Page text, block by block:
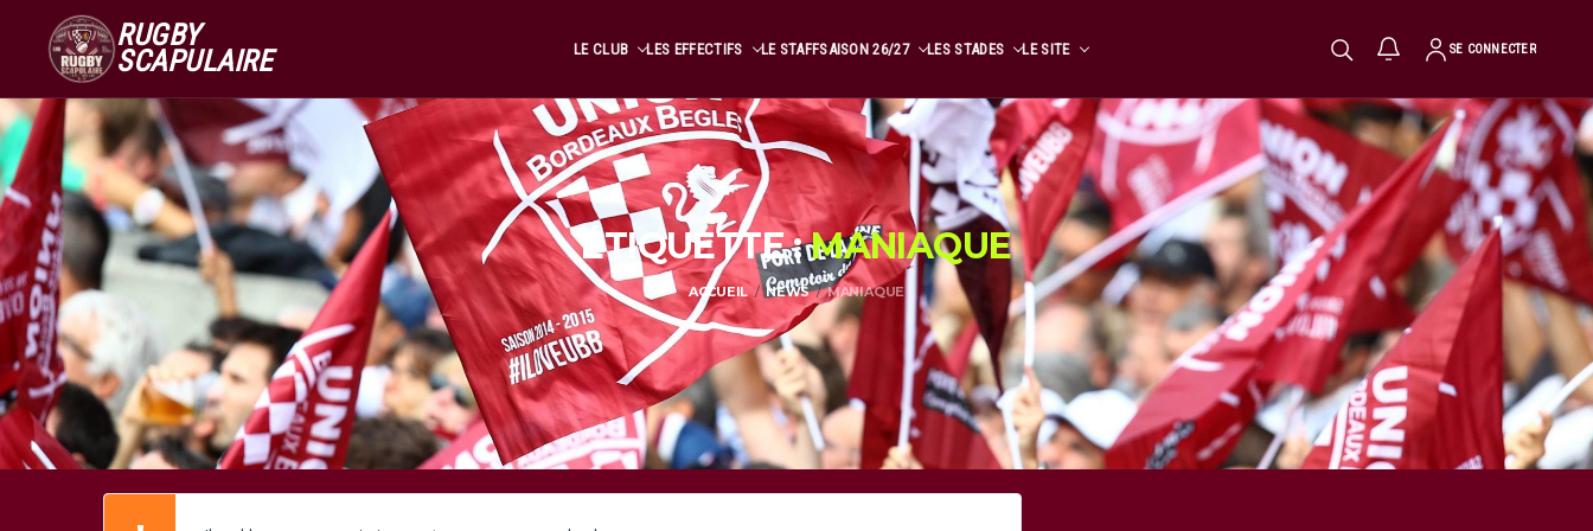
RUGBY
SCAPULAIRE LE CLUB LES EFFECTIFS LE STAFFSAISON 26/27 LES STADES LE SITE SE CONNECTER
ÉTIQUETTE :MANIAQUE
ACCUEIL NEWS MANIAQUE